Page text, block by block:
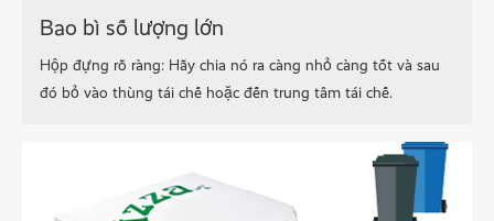
Bao bì số lượng lớn
Hộp đựng rõ ràng: Hãy chia nó ra càng nhỏ càng tốt và sau
đó bỏ vào thùng tái chế hoặc đến trung tâm tái chế.